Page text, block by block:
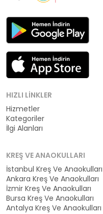
HIZLI LINKLER
Hizmetler
Kategoriler
İlgi Alanları
KREŞ VE ANAOKULLARI
İstanbul Kreş Ve Anaokulları
Ankara Kreş Ve Anaokulları
İzmir Kreş Ve Anaokulları
Bursa Kreş Ve Anaokulları
Antalya Kreş Ve Anaokulları